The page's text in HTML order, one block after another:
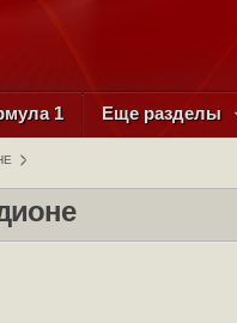
1 Еще разделы